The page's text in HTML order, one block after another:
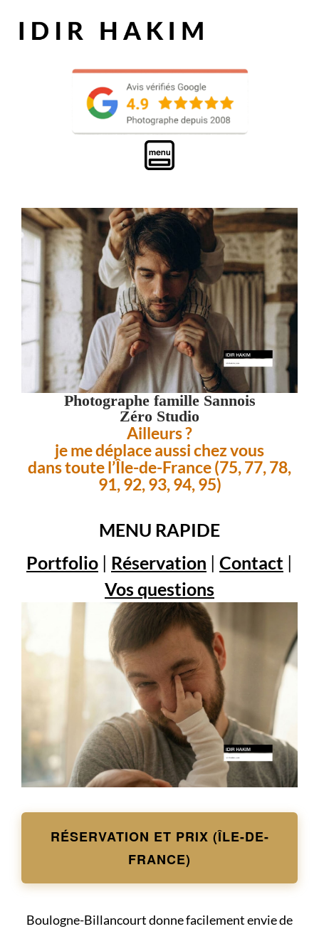
Photographe famille Sannois
Zéro Studio
Ailleurs ?
je me déplace aussi chez vous
dans toute l’Île-de-France (75, 77, 78,
91, 92, 93, 94, 95)
MENU RAPIDE
Portfolio | Réservation | Contact |
Vos questions
RÉSERVATION ET PRIX (ÎLE-DE-
FRANCE)
Boulogne-Billancourt donne facilement envie de